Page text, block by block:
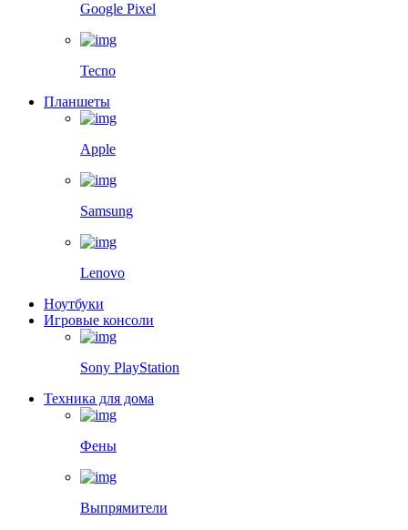
Google Pixel
Tecno
Планшеты
Apple
Samsung
Lenovo
Ноутбуки
Игровые консоли
Sony PlayStation
Техника для дома
Фены
Выпрямители